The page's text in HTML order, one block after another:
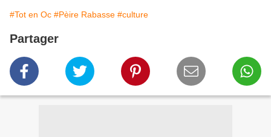
#Tot en Oc #Pèire Rabasse #culture
Partager